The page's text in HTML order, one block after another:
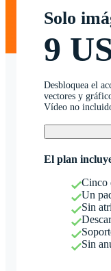
Solo
9
Desbloquea el
vectores y
Vídeo no
El plan
Cinco
Un
Sin
Sin